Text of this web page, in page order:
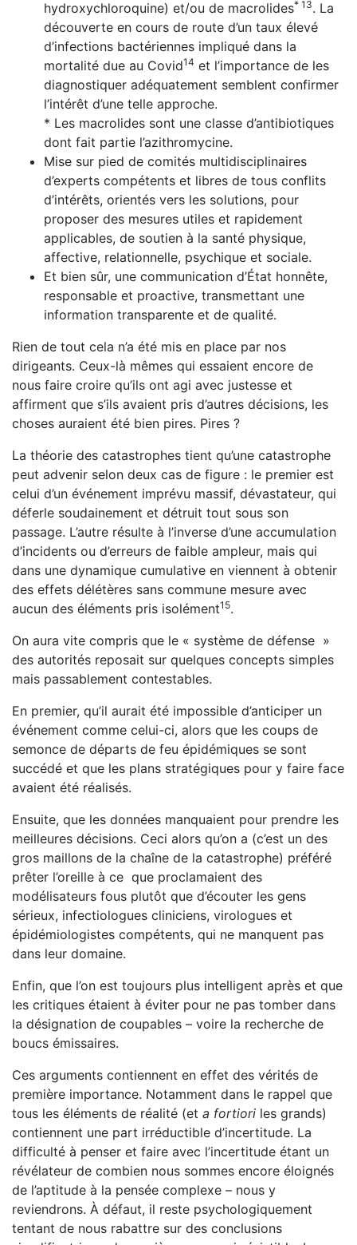
hydroxychloroquine) et/ou de macrolides* 13. La
découverte en cours de route d’un taux élevé
d’infections bactériennes impliqué dans la
mortalité due au Covid14 et l’importance de les
dia­gnostiquer adéquatement semblent confirmer
l’intérêt d’une telle approche.
* Les macrolides sont une classe d’antibiotiques
dont fait partie l’azithromycine.
Mise sur pied de comités multidisciplinaires
d’experts compétents et libres de tous conflits
d’intérêts, orientés vers les solutions, pour
proposer des mesures utiles et rapidement
applicables, de soutien à la santé physique,
affective, relationnelle, psychique et sociale.
Et bien sûr, une communication d’État honnête,
res­ponsable et proactive, transmettant une
information transparente et de qualité.
Rien de tout cela n’a été mis en place par nos
dirigeants. Ceux-là mêmes qui essaient encore de
nous faire croire qu’ils ont agi avec justesse et
affirment que s’ils avaient pris d’autres décisions, les
choses auraient été bien pires. Pires ?
La théorie des catastrophes tient qu’une catastrophe
peut advenir selon deux cas de figure : le premier est
celui d’un évé­nement imprévu massif, dévastateur, qui
déferle soudainement et détruit tout sous son
passage. L’autre résulte à l’inverse d’une accumulation
d’incidents ou d’erreurs de faible ampleur, mais qui
dans une dynamique cumulative en viennent à obtenir
des effets délétères sans commune mesure avec
aucun des éléments pris isolément15.
On aura vite compris que le « système de défense »
des autorités reposait sur quelques concepts simples
mais passa­blement contestables.
En premier, qu’il aurait été impossible d’anticiper un
évé­nement comme celui-ci, alors que les coups de
semonce de départs de feu épidémiques se sont
succédé et que les plans stratégiques pour y faire face
avaient été réalisés.
Ensuite, que les données manquaient pour prendre les
meil­leures décisions. Ceci alors qu’on a (c’est un des
gros maillons de la chaîne de la catastrophe) préféré
prêter l’oreille à ce que proclamaient des
modélisateurs fous plutôt que d’écou­ter les gens
sérieux, infectiologues cliniciens, virologues et
épidémiologistes compétents, qui ne manquent pas
dans leur domaine.
Enfin, que l’on est toujours plus intelligent après et que
les critiques étaient à éviter pour ne pas tomber dans
la désigna­tion de coupables – voire la recherche de
boucs émissaires.
Ces arguments contiennent en effet des vérités de
première importance. Notamment dans le rappel que
tous les éléments de réalité (et a fortiori les grands)
contiennent une part irré­ductible d’incertitude. La
difficulté à penser et faire avec l’incertitude étant un
révélateur de combien nous sommes encore éloignés
de l’aptitude à la pensée complexe – nous y
reviendrons. À défaut, il reste psychologiquement
tentant de nous rabattre sur des conclusions